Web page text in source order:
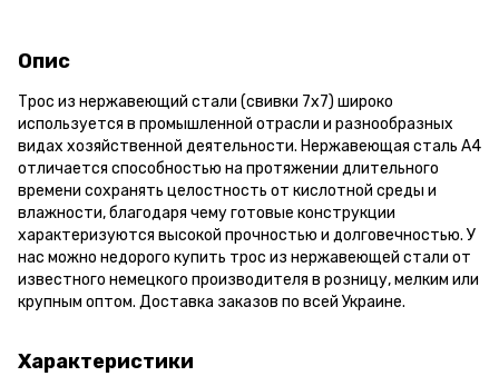
Опис
Трос из нержавеющий стали (свивки 7х7) широко
используется в промышленной отрасли и разнообразных
видах хозяйственной деятельности. Нержавеющая сталь А4
отличается способностью на протяжении длительного
времени сохранять целостность от кислотной среды и
влажности, благодаря чему готовые конструкции
характеризуются высокой прочностью и долговечностью. У
нас можно недорого купить трос из нержавеющей стали от
известного немецкого производителя в розницу, мелким или
крупным оптом. Доставка заказов по всей Украине.
Характеристики